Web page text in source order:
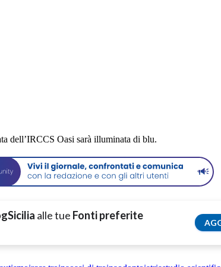
dell’IRCCS Oasi sarà illuminata di blu.
alle tue Fonti preferite